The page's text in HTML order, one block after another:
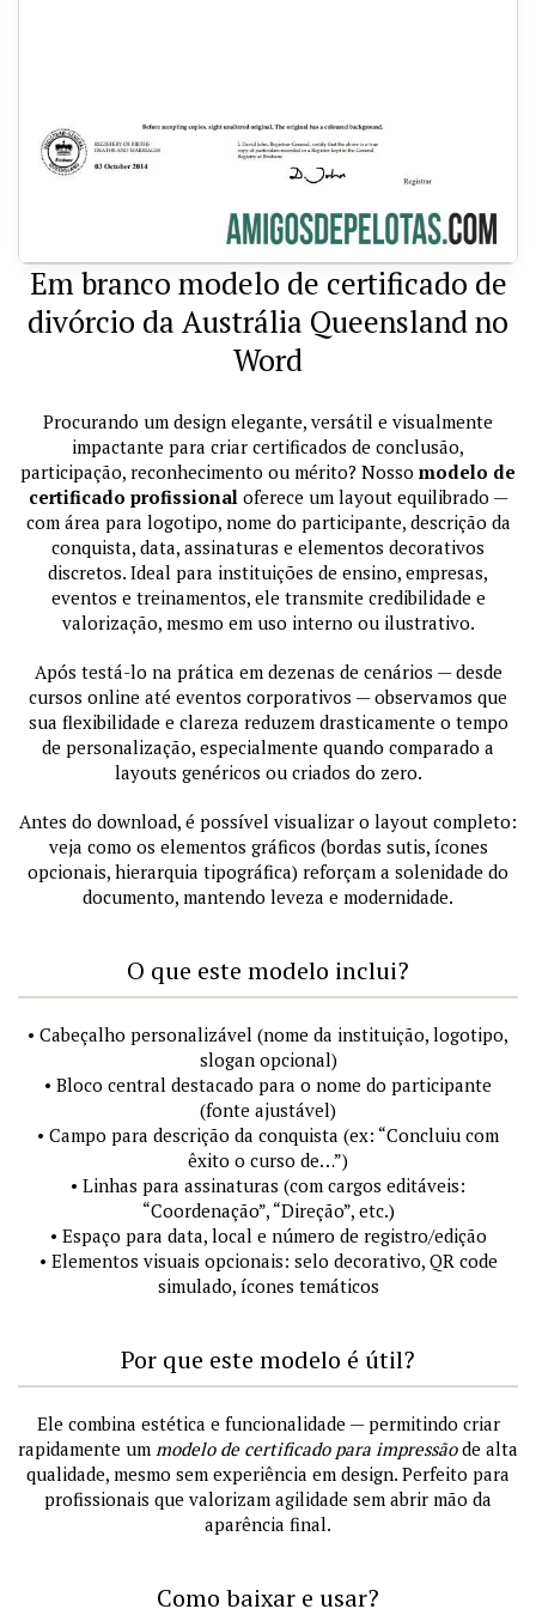
Em branco modelo de certificado de
divórcio da Austrália Queensland no
Word
Procurando um design elegante, versátil e visualmente
impactante para criar certificados de conclusão,
participação, reconhecimento ou mérito? Nosso modelo de
certificado profissional oferece um layout equilibrado —
com área para logotipo, nome do participante, descrição da
conquista, data, assinaturas e elementos decorativos
discretos. Ideal para instituições de ensino, empresas,
eventos e treinamentos, ele transmite credibilidade e
valorização, mesmo em uso interno ou ilustrativo.
Após testá-lo na prática em dezenas de cenários — desde
cursos online até eventos corporativos — observamos que
sua flexibilidade e clareza reduzem drasticamente o tempo
de personalização, especialmente quando comparado a
layouts genéricos ou criados do zero.
Antes do download, é possível visualizar o layout completo:
veja como os elementos gráficos (bordas sutis, ícones
opcionais, hierarquia tipográfica) reforçam a solenidade do
documento, mantendo leveza e modernidade.
O que este modelo inclui?
• Cabeçalho personalizável (nome da instituição, logotipo,
slogan opcional)
• Bloco central destacado para o nome do participante
(fonte ajustável)
• Campo para descrição da conquista (ex: “Concluiu com
êxito o curso de…”)
• Linhas para assinaturas (com cargos editáveis:
“Coordenação”, “Direção”, etc.)
• Espaço para data, local e número de registro/edição
• Elementos visuais opcionais: selo decorativo, QR code
simulado, ícones temáticos
Por que este modelo é útil?
Ele combina estética e funcionalidade — permitindo criar
rapidamente um modelo de certificado para impressãode alta
qualidade, mesmo sem experiência em design. Perfeito para
profissionais que valorizam agilidade sem abrir mão da
aparência final.
Como baixar e usar?